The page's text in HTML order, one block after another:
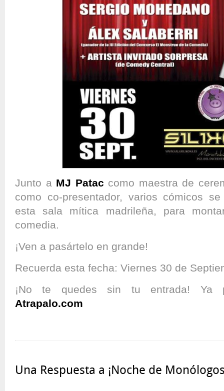
Junto a MJ Patac como maestra de
como co-presentador, varios cómicos
esta sala mítica madrileña, para
comedia.
¡Ven a pasártelo en grande!
Recuerda esta fecha: Viernes 30 de
¡No te quedes sin tu entrada! Ya
Atrapalo.com
Una Respuesta a ¡Noche de